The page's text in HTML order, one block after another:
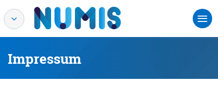
Impressum